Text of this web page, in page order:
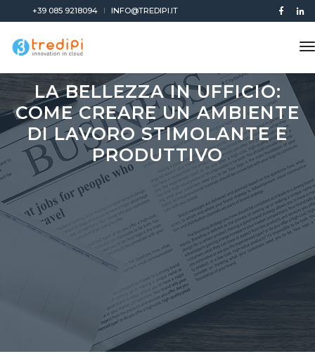
+39 085 9218094 INFO@TREDIPI.IT
LA BELLEZZA IN UFFICIO:
COME CREARE UN AMBIENTE
DI LAVORO STIMOLANTE E
PRODUTTIVO